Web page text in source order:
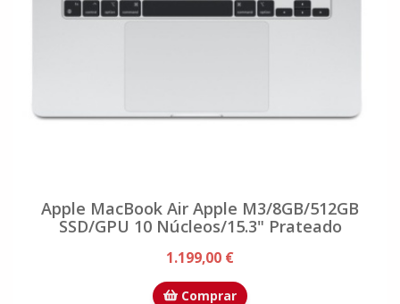
Apple MacBook Air Apple M3/8GB/512GB
SSD/GPU 10 Núcleos/15.3" Prateado
1.199,00 €
Comprar